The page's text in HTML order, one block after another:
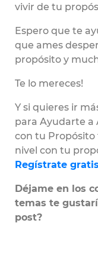
vivir de tu
Espero que te
que ames
propósito y
Te lo mereces!
Y si quieres ir
para Ayudarte a
con tu Propósito
nivel con tu
Regístrate
Déjame en los
temas te
post?